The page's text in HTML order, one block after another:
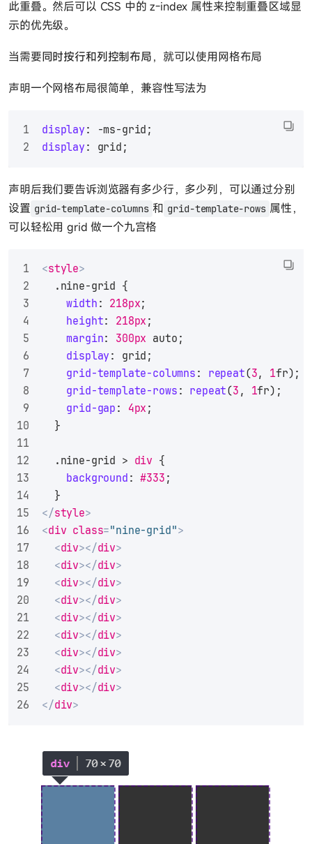
此重叠。然后可以 CSS 中的 z-index 属性来控制重叠区域显
示的优先级。
当需要同时按行和列控制布局，就可以使用网格布局
声明一个网格布局很简单，兼容性写法为
display : -ms-grid;
display : grid;
声明后我们要告诉浏览器有多少行，多少列，可以通过分别
设置 grid-template-columns 和 grid-template-rows 属性，
可以轻松用 grid 做一个九宫格
<style>
.nine-grid {
width : 218px;
height: 218px ;
margin: 300px auto;
display : grid;
grid-template-columns : repeat(3, 1fr);
grid-template-rows : repeat(3 , 1fr);
grid-gap : 4px ;
  }
.nine-grid > div {
background : #333 ;
  }
</style>
<div class="nine-grid">
<div></div>
<div></div>
<div></div>
<div></div>
<div></div>
<div></div>
<div></div>
<div></div>
<div></div>
</div>